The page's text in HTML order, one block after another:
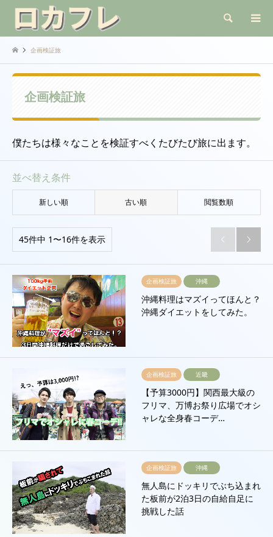
検索
企画検証旅
企画検証旅
僕たちは様々なことを検証すべくたびたび旅に出ます。
並べ替え条件
新しい順 古い順 閲覧数順
45件中 1〜16件を表示  
企画検証旅 沖縄
沖縄料理はマズイってほんと？
沖縄ダイエットをしてみた。
企画検証旅 近畿
【予算3000円】関西最大級の
フリマ、万博お祭り広場でオシ
ャレな全身春コーデ…
企画検証旅 沖縄
無人島にドッキリでぶち込まれ
た板前が2泊3日の自給自足に
挑戦した話